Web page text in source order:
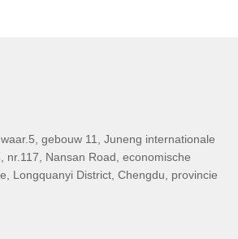
gebouw 11, Juneng internationale
nr.117, Nansan Road, economische
Longquanyi District, Chengdu, provincie